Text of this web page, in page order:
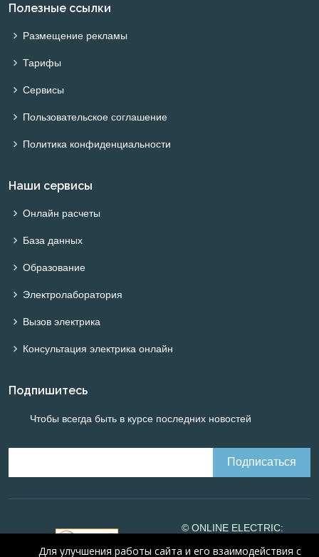
Полезные ссылки
Размещение рекламы
Тарифы
Сервисы
Пользовательское соглашение
Политика конфиденциальности
Наши сервисы
Онлайн расчеты
База данных
Образование
Электролаборатория
Вызов электрика
Консультация электрика онлайн
Подпишитесь
Чтобы всегда быть в курсе последних новостей
© ONLINE ELECTRIC:
Для улучшения работы сайта и его взаимодействия с